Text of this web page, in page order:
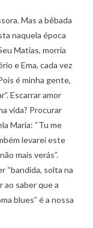
Mas a bêbada
naquela época
Matias, morria
e Ema, cada vez
é minha gente,
Escarrar amor
vida? Procurar
Maria: “Tu me
levarei este
mais verás”.
“bandida, solta na
ao saber que a
blues” é a nossa